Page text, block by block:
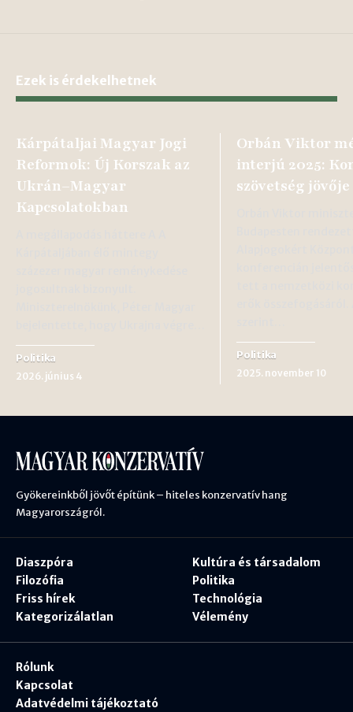
Ezek is érdekelhetnek
Kárpátaljai Magyar Jogi
Reformok: Új Korszak az
Ukrán–Magyar
Kapcsolatokban
Politika
2026. június 4
Orbán Viktor
interjú 2025:
szövetség jövője
Politika
2025. november 10
Gyökereinkből jövőt építünk – hiteles konzervatív hang
Magyarországról.
Diaszpóra
Filozófia
Friss hírek
Kategorizálatlan
Kultúra és társadalom
Politika
Technológia
Vélemény
Rólunk
Kapcsolat
Adatvédelmi tájékoztató